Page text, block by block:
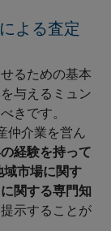
よる査定
るための基本
与えるミュン
きです。
仲介業を営ん
経験を持って
域市場に関す
関する専門知
示することが